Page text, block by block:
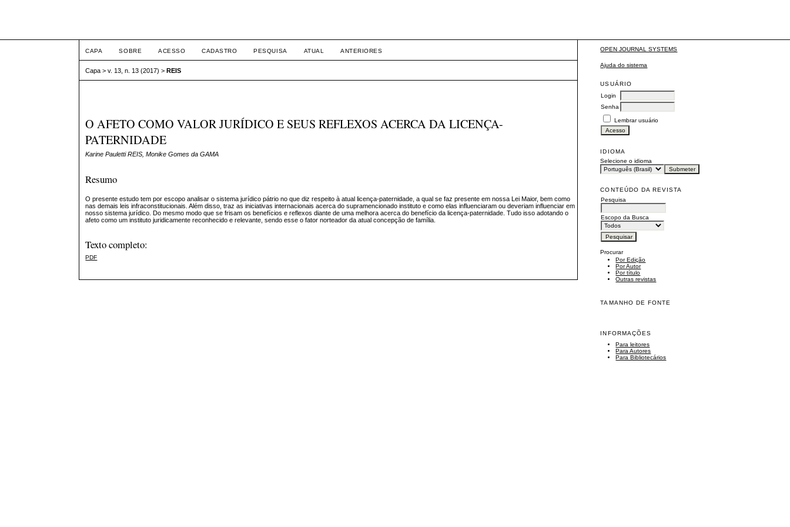
OPEN JOURNAL SYSTEMS
Ajuda do sistema
USUÁRIO
Login
Senha
Lembrar usuário
IDIOMA
Selecione o idioma
CONTEÚDO DA REVISTA
Pesquisa
Escopo da Busca
Procurar
Por Edição
Por Autor
Por título
Outras revistas
TAMANHO DE FONTE
INFORMAÇÕES
Para leitores
Para Autores
Para Bibliotecários
CAPA SOBRE ACESSO CADASTRO PESQUISA ATUAL ANTERIORES
Capa >v. 13, n. 13 (2017) >REIS
O AFETO COMO VALOR JURÍDICO E SEUS REFLEXOS ACERCA DA LICENÇA-
PATERNIDADE
Karine Pauletti REIS, Monike Gomes da GAMA
Resumo
O presente estudo tem por escopo analisar o sistema jurídico pátrio no que diz respeito à atual licença-paternidade, a qual se faz presente em nossa Lei Maior, bem como
nas demais leis infraconstitucionais. Além disso, traz as iniciativas internacionais acerca do supramencionado instituto e como elas influenciaram ou deveriam influenciar em
nosso sistema jurídico. Do mesmo modo que se frisam os benefícios e reflexos diante de uma melhora acerca do benefício da licença-paternidade. Tudo isso adotando o
afeto como um instituto juridicamente reconhecido e relevante, sendo esse o fator norteador da atual concepção de família.
Texto completo:
PDF